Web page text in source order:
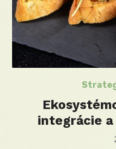
integrácie